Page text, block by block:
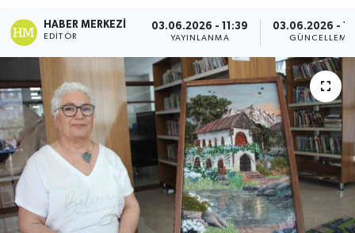
HABER MERKEZI
EDITÖR
03.06.2026 - 11:39
YAYINLANMA
03.06.2026 -
GÜNCELLEME